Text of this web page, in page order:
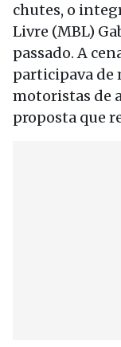
chutes, o
Livre (MBL)
passado. A
participava de
motoristas de
proposta que